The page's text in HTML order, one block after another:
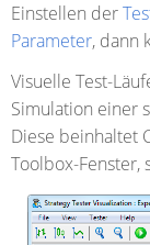
Einstellen der
Parameter, dann
Visuelle Test-
Simulation einer
Diese beinhaltet
Toolbox-Fenster,